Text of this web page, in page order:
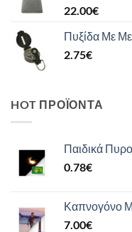
22.00€
Πυξίδα Με
2.75€
HOT ΠΡΟΪΌΝΤΑ
Παιδικά
0.78€
Καπνογόνο
7.00€